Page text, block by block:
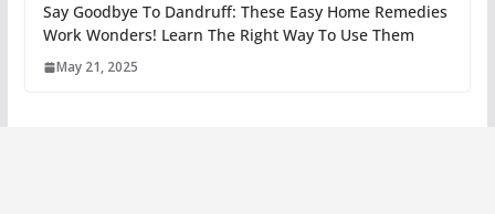
Say Goodbye To Dandruff: These Easy Home Remedies
Work Wonders! Learn The Right Way To Use Them
May 21, 2025